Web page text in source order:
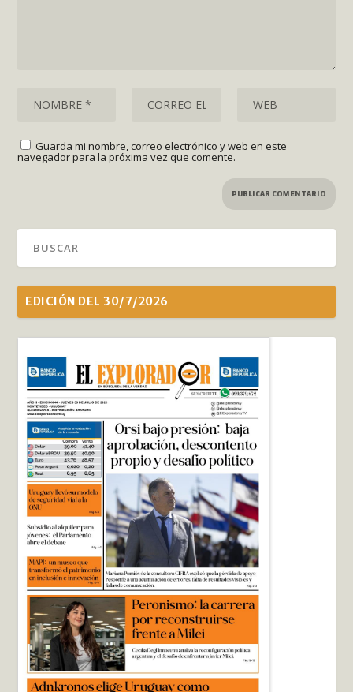
Guarda mi nombre, correo electrónico y web en este
navegador para la próxima vez que comente.
EDICIÓN DEL 30/7/2026